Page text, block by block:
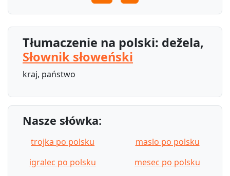
Tłumaczenie na polski: dežela,
Słownik słoweński
kraj, państwo
Nasze słówka:
trojka po polsku
maslo po polsku
igralec po polsku
mesec po polsku